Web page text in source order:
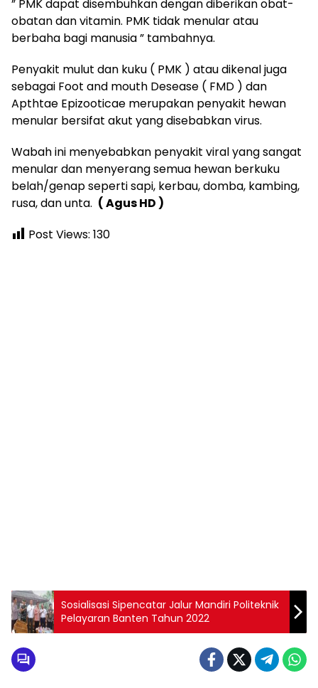
” PMK dapat disembuhkan dengan diberikan obat-
obatan dan vitamin. PMK tidak menular atau
berbaha bagi manusia ” tambahnya.
Penyakit mulut dan kuku ( PMK ) atau dikenal juga
sebagai Foot and mouth Desease ( FMD ) dan
Apthtae Epizooticae merupakan penyakit hewan
menular bersifat akut yang disebabkan virus.
Wabah ini menyebabkan penyakit viral yang sangat
menular dan menyerang semua hewan berkuku
belah/genap seperti sapi, kerbau, domba, kambing,
rusa, dan unta. ( Agus HD )
Post Views: 130
Sosialisasi Sipencatar Jalur Mandiri Politeknik
Pelayaran Banten Tahun 2022